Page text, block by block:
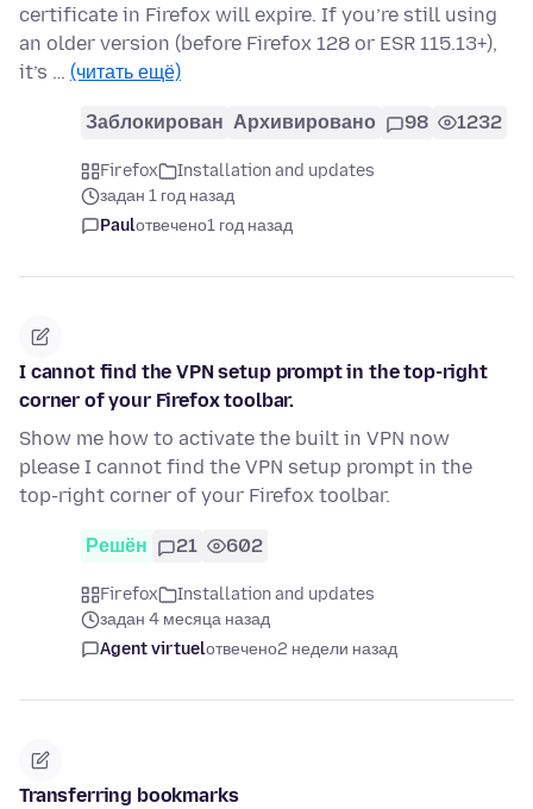
certificate in Firefox will expire. If you’re still using
an older version (before Firefox 128 or ESR 115.13+),
it’s … (читать ещё)
Заблокирован Архивировано 98 1232
Firefox
Installation and updates
задан 1 год назад
Paulотвечено1 год назад
I cannot find the VPN setup prompt in the top-right
corner of your Firefox toolbar.
Show me how to activate the built in VPN now
please I cannot find the VPN setup prompt in the
top-right corner of your Firefox toolbar.
Решён 21 602
Firefox
Installation and updates
задан 4 месяца назад
Agent virtuelотвечено2 недели назад
Transferring bookmarks